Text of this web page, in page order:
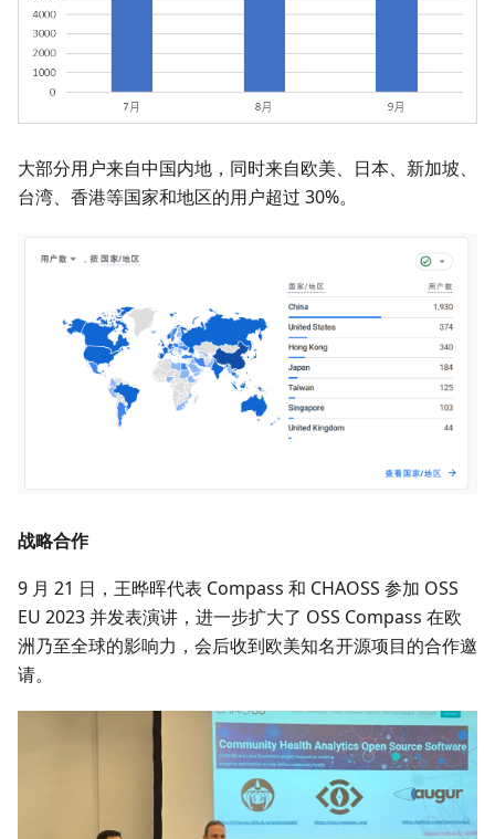
大部分用户来自中国内地，同时来自欧美、日本、新加坡、
台湾、香港等国家和地区的用户超过 30%。
战略合作
9 月 21 日，王晔晖代表 Compass 和 CHAOSS 参加 OSS
EU 2023 并发表演讲，进一步扩大了 OSS Compass 在欧
洲乃至全球的影响力，会后收到欧美知名开源项目的合作邀
请。